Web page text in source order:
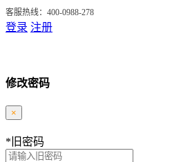
客服热线：400-0988-278
登录 注册
修改密码
×
* 旧密码